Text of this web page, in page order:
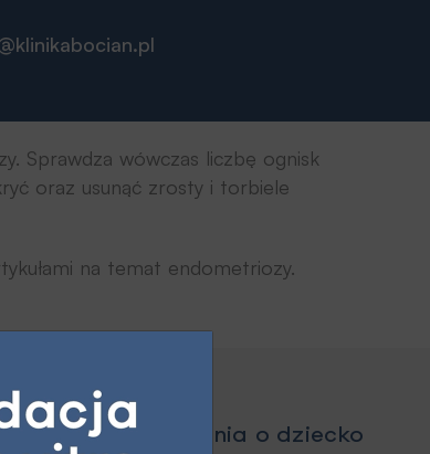
Sprawdza wówczas liczbę ognisk
oraz usunąć zrosty i torbiele
na temat endometriozy.
a starania o dziecko